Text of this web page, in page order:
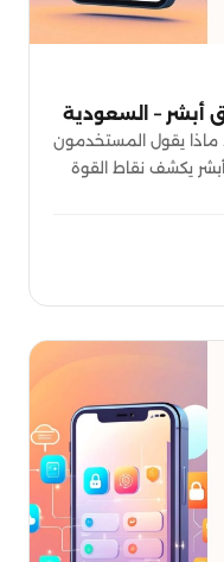
أبشر – السعودية
يقول المستخدمون
يكشف نقاط القوة